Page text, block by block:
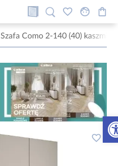
Szafa Como 2-140 (40) kaszmir/